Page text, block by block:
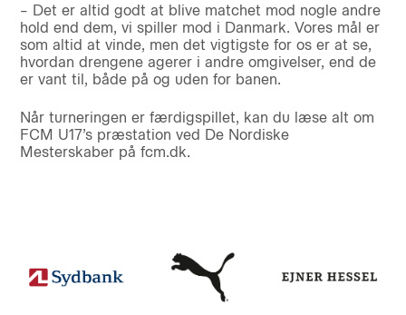
– Det er altid godt at blive matchet mod nogle andre
hold end dem, vi spiller mod i Danmark. Vores mål er
som altid at vinde, men det vigtigste for os er at se,
hvordan drengene agerer i andre omgivelser, end de
er vant til, både på og uden for banen.
Når turneringen er færdigspillet, kan du læse alt om
FCM U17’s præstation ved De Nordiske
Mesterskaber på fcm.dk.